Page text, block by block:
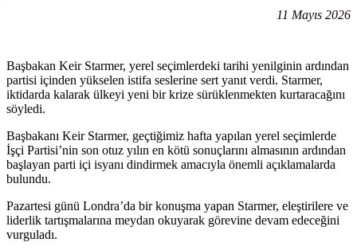
11 Mayıs 2026
Başbakan Keir Starmer, yerel seçimlerdeki tarihi yenilginin ardından
partisi içinden yükselen istifa seslerine sert yanıt verdi. Starmer,
iktidarda kalarak ülkeyi yeni bir krize sürüklenmekten kurtaracağını
söyledi.
Başbakanı Keir Starmer, geçtiğimiz hafta yapılan yerel seçimlerde
İşçi Partisi’nin son otuz yılın en kötü sonuçlarını almasının ardından
başlayan parti içi isyanı dindirmek amacıyla önemli açıklamalarda
bulundu.
Pazartesi günü Londra’da bir konuşma yapan Starmer, eleştirilere ve
liderlik tartışmalarına meydan okuyarak görevine devam edeceğini
vurguladı.